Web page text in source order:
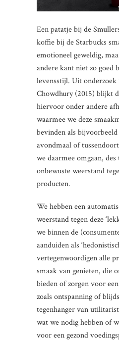
Een patatje bij de
koffie bij de Starbucks
emotioneel geweldig,
andere kant niet zo goed
levensstijl. Uit
Chowdhury (2015) blijkt
hiervoor onder andere
waarmee we deze
bevinden als
avondmaal of
we daarmee omgaan,
onbewuste weerstand
producten.
We hebben een
weerstand tegen deze
we binnen de
aanduiden als
vertegenwoordigen alle
smaak van genieten, die
bieden of zorgen voor
zoals ontspanning of
tegenhanger van
wat we nodig hebben of
voor een gezond